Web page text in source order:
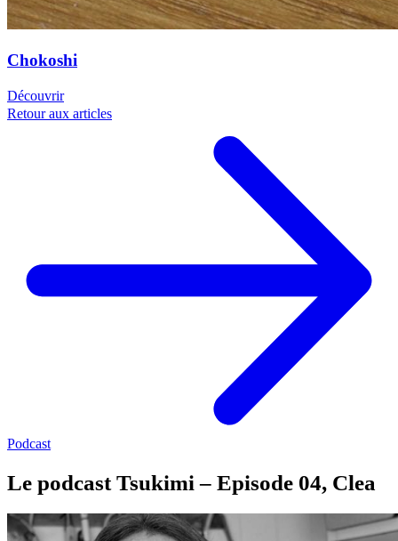
Chokoshi
Découvrir
Retour aux articles
Podcast
Le podcast Tsukimi – Episode 04, Clea